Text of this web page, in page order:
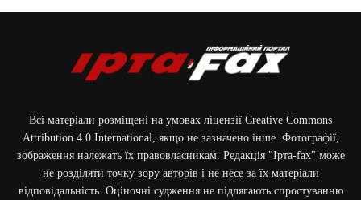
Всі матеріали розміщені на умовах ліцензії Creative Commons
Attribution 4.0 International, якщо не зазначено інше. Фотографії,
зображення належать їх правовласникам. Редакція "Ірта-fax" може
не розділяти точку зору авторів і не несе за їх матеріали
відповідальність. Оціночні судження не підлягають спростуванню